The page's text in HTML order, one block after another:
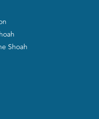
Shoah